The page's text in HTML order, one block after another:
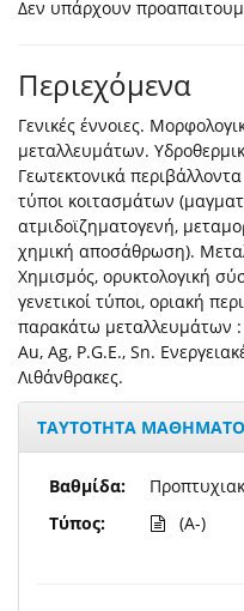
Δεν υπάρχουν
Περιεχόμενα
Γενικές έννοιες.
μεταλλευμάτων.
Γεωτεκτονικά
τύποι κοιτασμάτων
ατμιδοϊζηματογενή,
χημική αποσάθρωση).
Χημισμός, ορυκτολογική
γενετικοί τύποι, οριακή
παρακάτω μεταλλευμάτων :
Au, Ag, P.G.E., Sn.
Λιθάνθρακες.
ΤΑΥΤΟΤΗΤΑ
Βαθμίδα:
Τύπος:
(A-)